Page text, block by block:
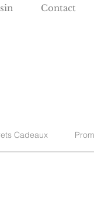
Contact
Cadeaux